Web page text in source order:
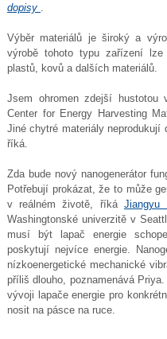
dopisy .
Výběr materiálů je široký a
výrobě tohoto typu zařízení
plastů, kovů a dalších materiálů.
Jsem ohromen zdejší
Center for Energy Harvesting
Jiné chytré materiály neprodukují
říká.
Zda bude nový nanogenerátor
Potřebují prokázat, že to může
v reálném životě, říká Jiangyu
Washingtonské univerzitě v
musí být lapač energie
poskytují nejvíce energie.
nízkoenergetické mechanické
příliš dlouho, poznamenává
vývoji lapače energie pro
nosit na pásce na ruce.